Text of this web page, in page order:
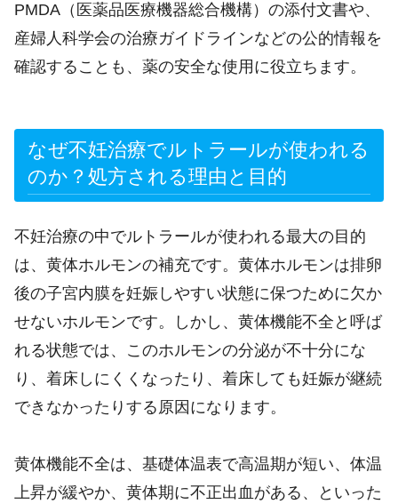
PMDA（医薬品医療機器総合機構）の添付文書や、
産婦人科学会の治療ガイドラインなどの公的情報を
確認することも、薬の安全な使用に役立ちます。
なぜ不妊治療でルトラールが使われる
のか？処方される理由と目的
不妊治療の中でルトラールが使われる最大の目的
は、黄体ホルモンの補充です。黄体ホルモンは排卵
後の子宮内膜を妊娠しやすい状態に保つために欠か
せないホルモンです。しかし、黄体機能不全と呼ば
れる状態では、このホルモンの分泌が不十分にな
り、着床しにくくなったり、着床しても妊娠が継続
できなかったりする原因になります。
黄体機能不全は、基礎体温表で高温期が短い、体温
上昇が緩やか、黄体期に不正出血がある、といった